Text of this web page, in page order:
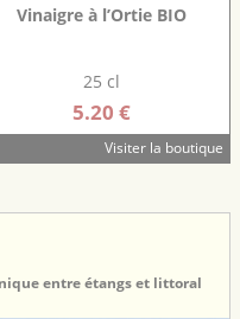
Vinaigre à l’Ortie BIO
25 cl
5.20 €
Visiter la boutique
entre étangs et littoral